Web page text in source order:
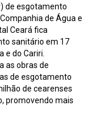
de esgotamento
de Água e
Ceará fica
sanitário em 17
e do Cariri.
as obras de
de esgotamento
de cearenses
promovendo mais